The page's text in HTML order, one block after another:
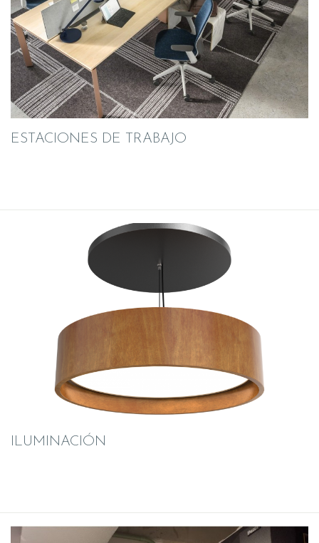
ESTACIONES DE TRABAJO
ILUMINACIÓN